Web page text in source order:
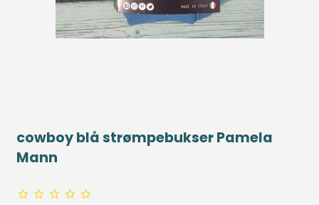
cowboy blå strømpebukser Pamela
Mann